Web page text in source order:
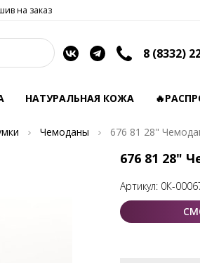
на заказ
8 (8332)
НАТУРАЛЬНАЯ КОЖА
Чемоданы
676 81 28"
676 81 28"
Артикул: 0К-